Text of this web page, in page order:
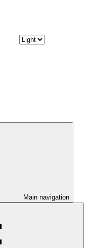
Main navigation